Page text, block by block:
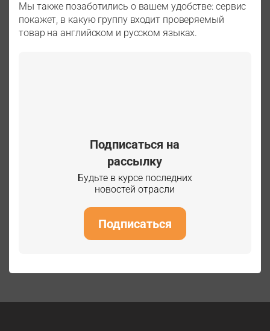
Мы также позаботились о вашем удобстве: сервис
покажет, в какую группу входит проверяемый
товар на английском и русском языках.
Подписаться на
рассылку
Будьте в курсе последних
новостей отрасли
Подписаться